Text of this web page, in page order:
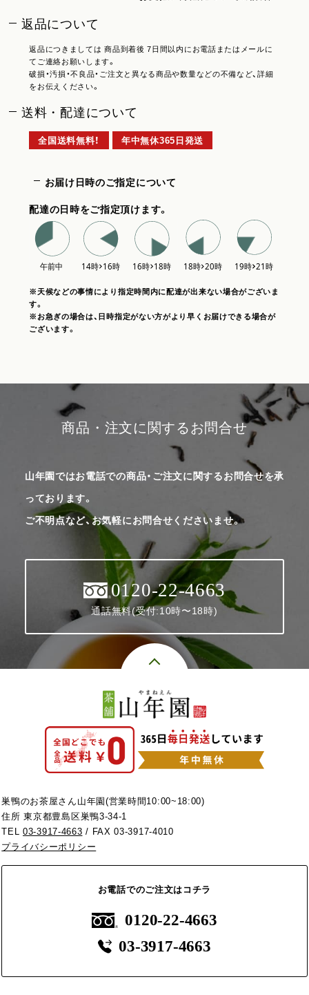
返品について
返品につきましては 商品到着後 7日間以内にお電話またはメールに
てご連絡お願いします。
破損・汚損・不良品・ご注文と異なる商品や数量などの不備など、詳細
をお伝えください。
送料・配達について
全国送料無料！ 年中無休365日発送
お届け日時のご指定について
配達の日時をご指定頂けます。
※天候などの事情により指定時間内に配達が出来ない場合がございま
す。
※お急ぎの場合は、日時指定がない方がより早くお届けできる場合が
ございます。
商品・注文に関するお問合せ
山年園ではお電話での商品・ご注文に関するお問合せを承
っております。
ご不明点など、お気軽にお問合せくださいませ。
0120-22-4663
通話無料(受付:10時〜18時)
巣鴨のお茶屋さん山年園(営業時間10:00~18:00)
住所 東京都豊島区巣鴨3-34-1
TEL03-3917-4663 / FAX 03-3917-4010
プライバシーポリシー
お電話でのご注文はコチラ
0120-22-4663
03-3917-4663